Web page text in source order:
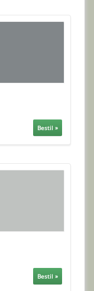
Bestil »
Bestil »